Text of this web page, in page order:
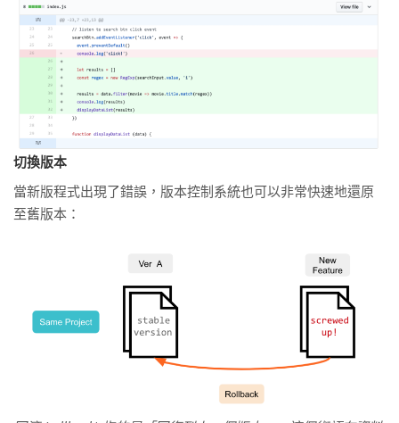
切換版本
當新版程式出現了錯誤，版本控制系統也可以非常快速地還原
至舊版本：